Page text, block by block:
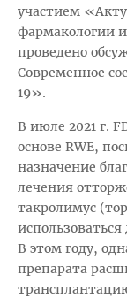
участием
фармакологии
проведено
Современное
19».
В июле 2021 г.
основе RWE,
назначение
лечения
такролимус
В этом году,
препарата